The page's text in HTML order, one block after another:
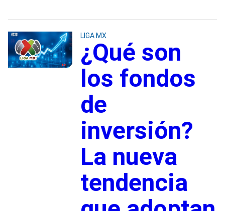
LIGA MX
¿Qué son
los fondos
de
inversión?
La nueva
tendencia